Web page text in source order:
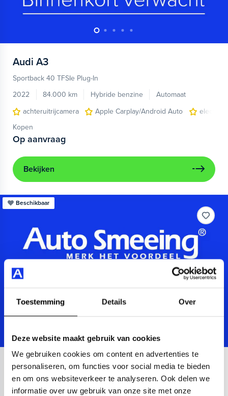
Toestemming Details Over
Deze website maakt gebruik van cookies
We gebruiken cookies om content en advertenties te
personaliseren, om functies voor social media te bieden
en om ons websiteverkeer te analyseren. Ook delen we
informatie over uw gebruik van onze site met onze
Audi A3
Sportback 40 TFSIe Plug-In
2022
84.000 km Hybride benzine
Automaat
achteruitrijcamera
Apple Carplay/Android Auto
Kopen
Op aanvraag
Bekijken
Beschikbaar
Audi A3
Sportback 40 TFSIe Advanced